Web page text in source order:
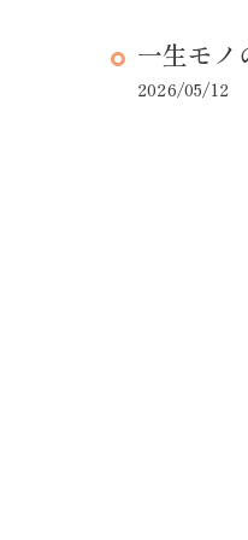
一生モノ
2026/05/12